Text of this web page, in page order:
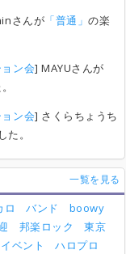
さんが 「普通」の楽
ン会] MAYUさんが
ン会] さくらちょうち
。
一覧を見る
ロ バンド
boowy
邦楽ロック
東京
ベント
ハロプロ